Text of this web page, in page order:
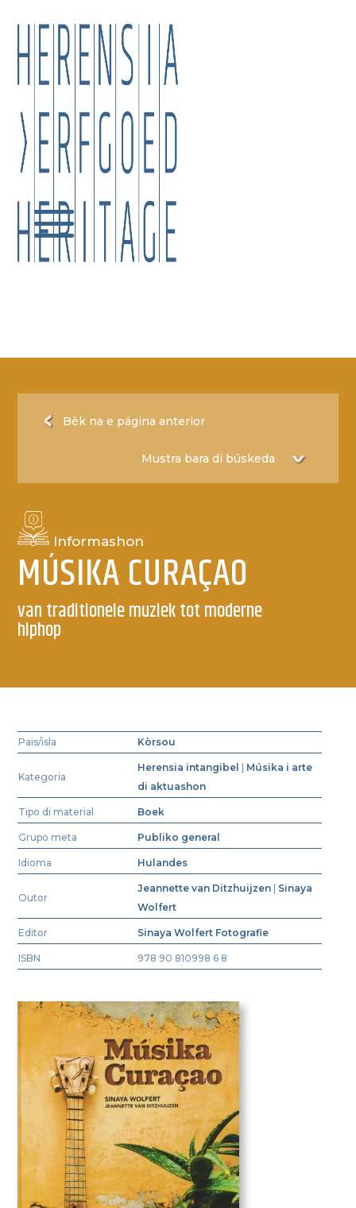
Bèk na e página anterior
Informashon
MÚSIKA CURAÇAO
van traditionele muziek tot moderne
hiphop
Pais/isla Kòrsou
Kategoria
Herensia intangibel
Músika i arte
di aktuashon
Tipo di material Boek
Grupo meta Publiko general
Idioma Hulandes
Outor
Jeannette van Ditzhuijzen
Sinaya
Wolfert
Editor Sinaya Wolfert Fotografie
ISBN 978 90 810998 6 8